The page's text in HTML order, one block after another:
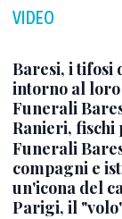
VIDEO
Baresi, i tifosi
intorno al
Funerali
Ranieri, fischi
Funerali
compagni e
un'icona del
Parigi, il